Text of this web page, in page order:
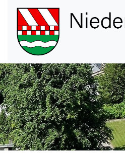
Hauptnavigation